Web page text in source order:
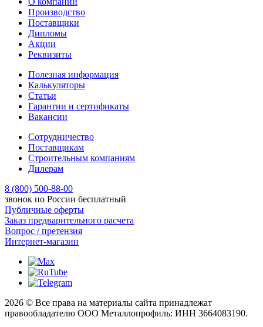
Производство
Поставщики
Дипломы
Акции
Реквизиты
Полезная информация
Калькуляторы
Статьи
Гарантии и сертификаты
Вакансии
Сотрудничество
Поставщикам
Строительным компаниям
Дилерам
8 (800) 500-88-00
звонок по России бесплатный
Публичные оферты
Заказ предварительного расчета
Вопрос / претензия
Интернет-магазин
2026 © Все права на материалы сайта принадлежат
правообладателю ООО Металлопрофиль: ИНН 3664083190.